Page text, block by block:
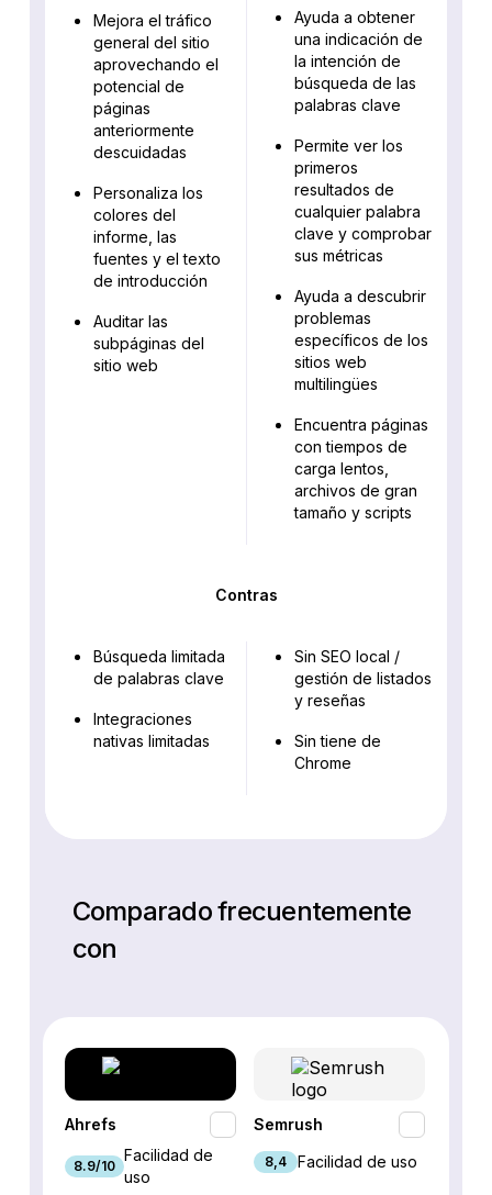
Mejora el tráfico
general del sitio
aprovechando el
potencial de
páginas
anteriormente
descuidadas
Personaliza los
colores del
informe, las
fuentes y el texto
de introducción
Auditar las
subpáginas del
sitio web
Ayuda a obtener
una indicación de
la intención de
búsqueda de las
palabras clave
Permite ver los
primeros
resultados de
cualquier palabra
clave y comprobar
sus métricas
Ayuda a descubrir
problemas
específicos de los
sitios web
multilingües
Encuentra páginas
con tiempos de
carga lentos,
archivos de gran
tamaño y scripts
Contras
Búsqueda limitada
de palabras clave
Integraciones
nativas limitadas
Sin SEO local /
gestión de listados
y reseñas
Sin tiene de
Chrome
Comparado frecuentemente
con
Ahrefs
8.9/10
Facilidad de
uso
Semrush
8,4 Facilidad de uso